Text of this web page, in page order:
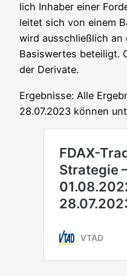
lich Inha­ber einer
lei­tet sich von einem
wird aus­schließ­lich an
Basis­wer­tes betei­ligt.
der Derivate.
Ergeb­nis­se: Alle
28.07.2023 kön­nen